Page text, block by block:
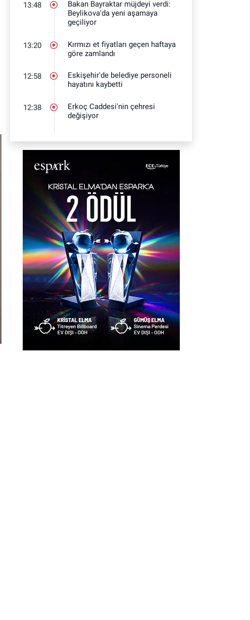
13:48
Bakan Bayraktar müjdeyi verdi:
Beylikova'da yeni aşamaya
geçiliyor
13:20
Kırmızı et fiyatları geçen haftaya
göre zamlandı
12:58
Eskişehir'de belediye personeli
hayatını kaybetti
12:38
Erkoç Caddesi'nin çehresi
değişiyor